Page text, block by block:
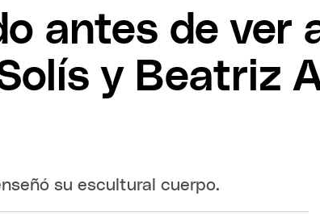
antes de ver
y Beatriz
su escultural cuerpo.